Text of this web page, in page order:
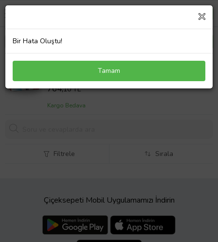
Kar Çorabı 185/70/14 Ebat Uyumlu 2 ADET
Sepet Fiyatı
764,10 TL
Kargo Bedava
Filtrele Sırala
Çiçeksepeti Mobil Uygulamamızı İndirin
Bir Hata Oluştu!
Tamam